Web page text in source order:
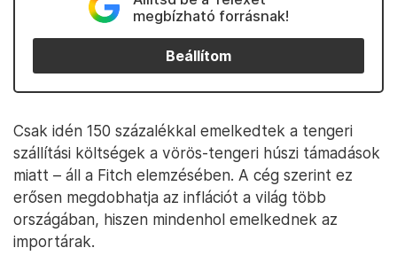
megbízható forrásnak!
Beállítom
Csak idén 150 százalékkal emelkedtek a tengeri
szállítási költségek a vörös-tengeri húszi támadások
miatt – áll a Fitch elemzésében. A cég szerint ez
erősen megdobhatja az inflációt a világ több
országában, hiszen mindenhol emelkednek az
importárak.